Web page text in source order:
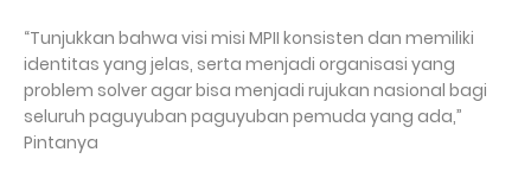
“Tunjukkan bahwa visi misi MPII konsisten dan memiliki
identitas yang jelas, serta menjadi organisasi yang
problem solver agar bisa menjadi rujukan nasional bagi
seluruh paguyuban paguyuban pemuda yang ada,”
Pintanya